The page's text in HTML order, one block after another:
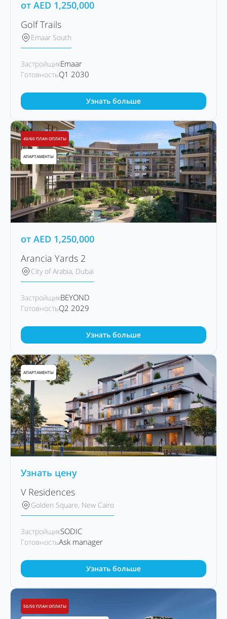
от AED 1,250,000
Golf Trails
Emaar South
ЗастройщикEmaar
ГотовностьQ1 2030
Узнать больше
40/60 ПЛАН ОПЛАТЫ
АПАРТАМЕНТЫ
от AED 1,250,000
Arancia Yards 2
City of Arabia, Dubai
ЗастройщикBEYOND
ГотовностьQ2 2029
Узнать больше
АПАРТАМЕНТЫ
Узнать цену
V Residences
Golden Square, New Cairo
ЗастройщикSODIC
ГотовностьAsk manager
Узнать больше
50/50 ПЛАН ОПЛАТЫ